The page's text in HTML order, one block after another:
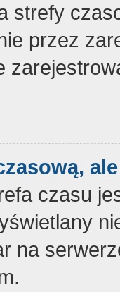
strefy
przez
czasu
na